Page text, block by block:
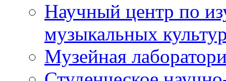
Научный центр по
музыкальных
Музейная